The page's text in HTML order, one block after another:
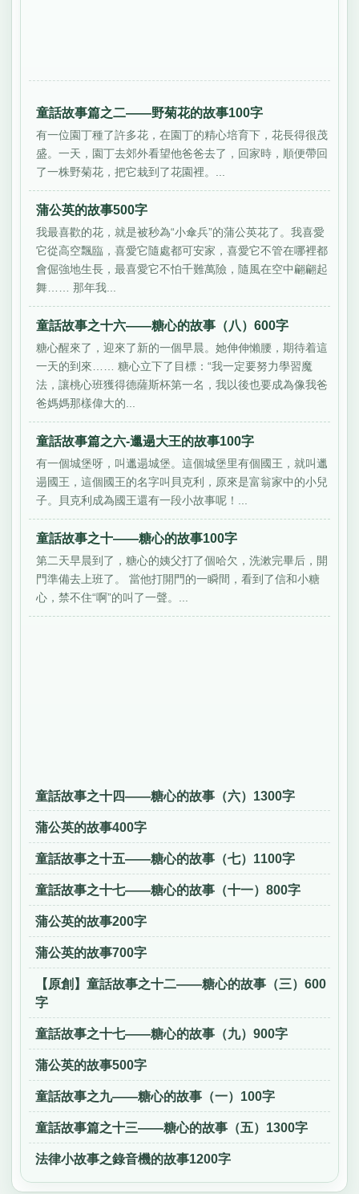
童話故事篇之二——野菊花的故事100字
有一位園丁種了許多花，在園丁的精心培育下，花長得很茂
盛。一天，園丁去郊外看望他爸爸去了，回家時，順便帶回
了一株野菊花，把它栽到了花園裡。...
蒲公英的故事500字
我最喜歡的花，就是被秒為“小傘兵”的蒲公英花了。我喜愛
它從高空飄臨，喜愛它隨處都可安家，喜愛它不管在哪裡都
會倔強地生長，最喜愛它不怕千難萬險，隨風在空中翩翩起
舞…… 那年我...
童話故事之十六——糖心的故事（八）600字
糖心醒來了，迎來了新的一個早晨。她伸伸懶腰，期待着這
一天的到來…… 糖心立下了目標：“我一定要努力學習魔
法，讓桃心班獲得德薩斯杯第一名，我以後也要成為像我爸
爸媽媽那樣偉大的...
童話故事篇之六-邋遢大王的故事100字
有一個城堡呀，叫邋遢城堡。這個城堡里有個國王，就叫邋
遢國王，這個國王的名字叫貝克利，原來是富翁家中的小兒
子。貝克利成為國王還有一段小故事呢！...
童話故事之十——糖心的故事100字
第二天早晨到了，糖心的姨父打了個哈欠，洗漱完畢后，開
門準備去上班了。 當他打開門的一瞬間，看到了信和小糖
心，禁不住“啊”的叫了一聲。...
童話故事之十四——糖心的故事（六）1300字
蒲公英的故事400字
童話故事之十五——糖心的故事（七）1100字
童話故事之十七——糖心的故事（十一）800字
蒲公英的故事200字
蒲公英的故事700字
【原創】童話故事之十二——糖心的故事（三）600
字
童話故事之十七——糖心的故事（九）900字
蒲公英的故事500字
童話故事之九——糖心的故事（一）100字
童話故事篇之十三——糖心的故事（五）1300字
法律小故事之錄音機的故事1200字